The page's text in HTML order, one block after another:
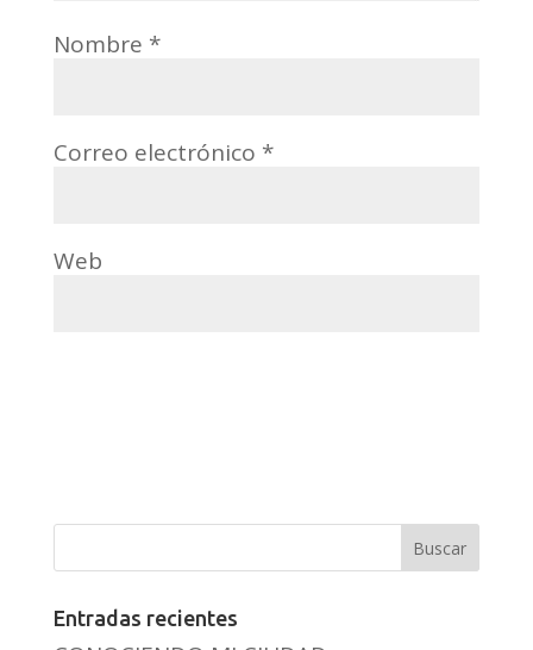
Nombre *
Correo electrónico *
Web
Entradas recientes